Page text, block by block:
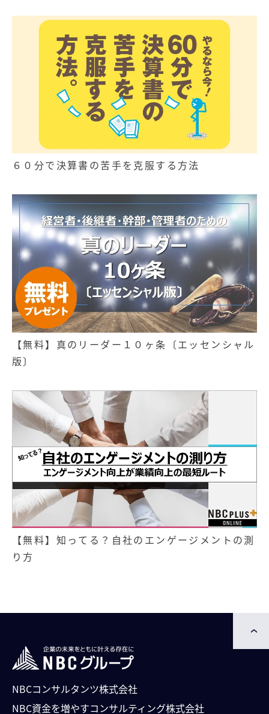
６０分で決算書の苦手を克服する方法
【無料】真のリーダー１０ヶ条〔エッセンシャル
版〕
【無料】知ってる？自社のエンゲージメントの測
り方
NBCコンサルタンツ株式会社
NBC資⾦を増やすコンサルティング株式会社